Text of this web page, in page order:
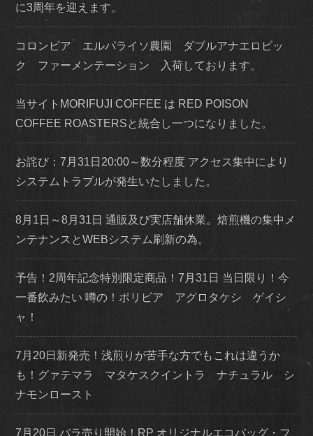
に3周年を迎えます。
コロンビア エルパライソ農園 ダブルアナエロビッ
ク ファーメンテーション 入荷しております。
当サイトMORIFUJI COFFEE は RED POISON
COFFEE ROASTERSと統合し一つになりました。
お詫び：7月31日20:00～数分程度 アクセス集中により
システムトラブルが発生いたしました。
8月1日～8月31日 通販及び実店舗休業。焙煎機の集中メ
ンテナンスとWEBシステム刷新の為。
予告！2周年記念特別限定商品！7月31日 当日限り！今
一番飲みたい 噂の！ボリビア アグロタケシ ゲイシ
ャ！
7月20日新発売！浅煎りが苦手な方でもこれは違うか
も！グァテマラ マタケスクイントラ ナチュラル シ
ナモンロースト
7月20日 バラ売り開始！RP オリジナルエコバッグ・フ